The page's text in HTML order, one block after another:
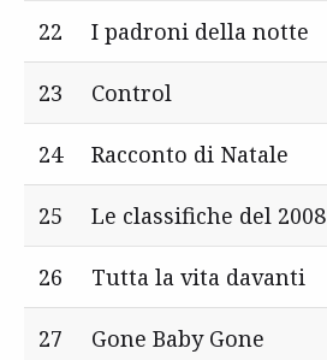
22 I padroni della notte
23 Control
24 Racconto di Natale
25 Le classifiche del 2008
26 Tutta la vita davanti
27 Gone Baby Gone